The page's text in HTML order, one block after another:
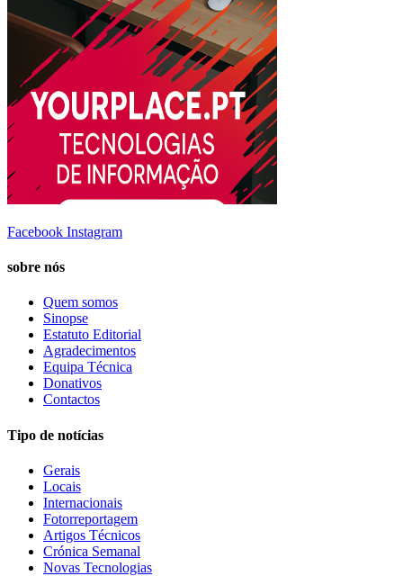
Facebook Instagram
sobre nós
Quem somos
Sinopse
Estatuto Editorial
Agradecimentos
Equipa Técnica
Donativos
Contactos
Tipo de notícias
Gerais
Locais
Internacionais
Fotorreportagem
Artigos Técnicos
Crónica Semanal
Novas Tecnologias